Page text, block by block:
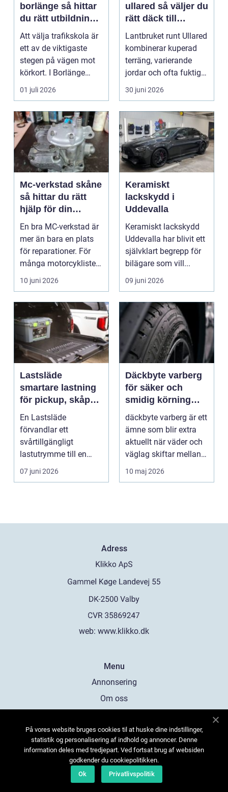
borlänge så hittar
du rätt utbildning
till körkortet
Att välja trafikskola är
ett av de viktigaste
stegen på vägen mot
körkort. I Borlänge
finns flera al...
01 juli 2026
ullared så väljer du
rätt däck till
gårdens maskiner
Lantbruket runt Ullared
kombinerar kuperad
terräng, varierande
jordar och ofta fuktigt
väder. Valet ...
30 juni 2026
Mc-verkstad skåne
så hittar du rätt
hjälp för din
motorcykel
En bra MC-verkstad är
mer än bara en plats
för reparationer. För
många motorcyklister
handlar det om...
10 juni 2026
Keramiskt
lackskydd i
Uddevalla
Keramiskt lackskydd
Uddevalla har blivit ett
självklart begrepp för
bilägare som vill...
09 juni 2026
Lastsläde
smartare lastning
för pickup, skåpbil
och personbil
En Lastsläde
förvandlar ett
svårtillgängligt
lastutrymme till en
lättjobbad yta. Genom
att dra ut la...
07 juni 2026
Däckbyte varberg
för säker och
smidig körning
Året runt
däckbyte varberg är ett
ämne som blir extra
aktuellt när väder och
väglag skiftar mellan
sommar och ...
10 maj 2026
Adress
web: www.klikko.dk
Menu
Annonsering
Om oss
Kontakta oss
Sitemap
På vores website bruges cookies til at huske dine indstillinger,
statistik og personalisering af indhold og annoncer. Denne
information deles med tredjepart. Ved fortsat brug af websiden
godkender du cookiepolitikken.
Ok
Privatlivspolitik